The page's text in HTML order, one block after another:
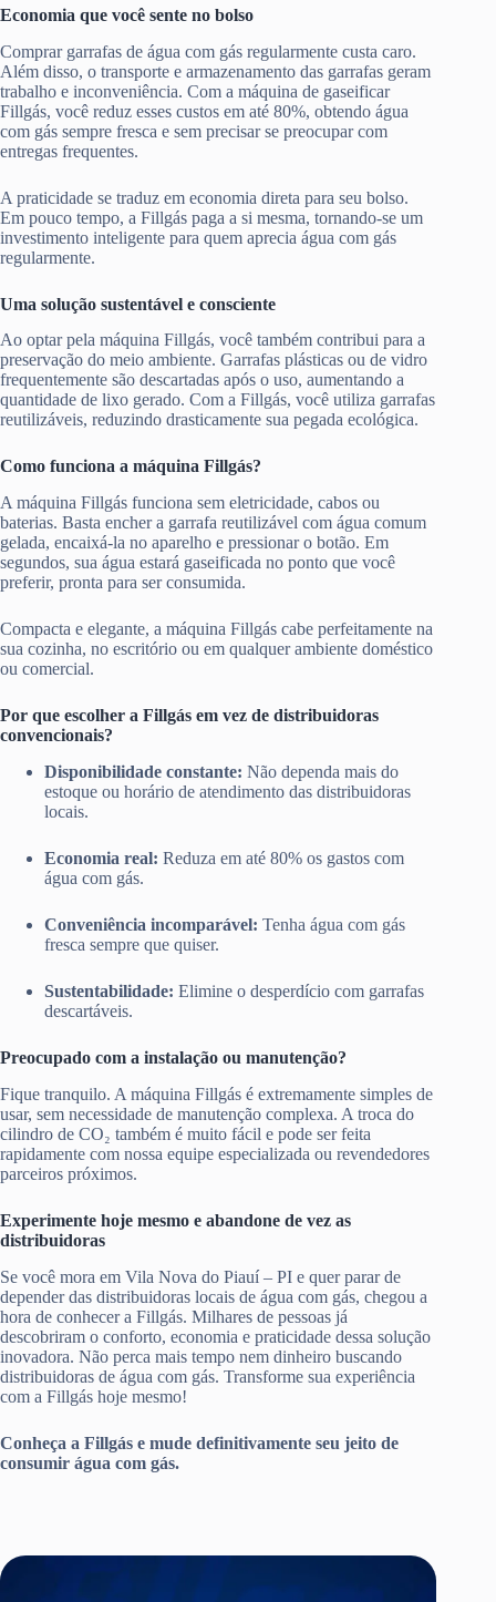
Economia que você sente no bolso
Comprar garrafas de água com gás regularmente custa caro.
Além disso, o transporte e armazenamento das garrafas geram
trabalho e inconveniência. Com a máquina de gaseificar
Fillgás, você reduz esses custos em até 80%, obtendo água
com gás sempre fresca e sem precisar se preocupar com
entregas frequentes.
A praticidade se traduz em economia direta para seu bolso.
Em pouco tempo, a Fillgás paga a si mesma, tornando-se um
investimento inteligente para quem aprecia água com gás
regularmente.
Uma solução sustentável e consciente
Ao optar pela máquina Fillgás, você também contribui para a
preservação do meio ambiente. Garrafas plásticas ou de vidro
frequentemente são descartadas após o uso, aumentando a
quantidade de lixo gerado. Com a Fillgás, você utiliza garrafas
reutilizáveis, reduzindo drasticamente sua pegada ecológica.
Como funciona a máquina Fillgás?
A máquina Fillgás funciona sem eletricidade, cabos ou
baterias. Basta encher a garrafa reutilizável com água comum
gelada, encaixá-la no aparelho e pressionar o botão. Em
segundos, sua água estará gaseificada no ponto que você
preferir, pronta para ser consumida.
Compacta e elegante, a máquina Fillgás cabe perfeitamente na
sua cozinha, no escritório ou em qualquer ambiente doméstico
ou comercial.
Por que escolher a Fillgás em vez de distribuidoras
convencionais?
Disponibilidade constante: Não dependa mais do
estoque ou horário de atendimento das distribuidoras
locais.
Economia real: Reduza em até 80% os gastos com
água com gás.
Conveniência incomparável: Tenha água com gás
fresca sempre que quiser.
Sustentabilidade: Elimine o desperdício com garrafas
descartáveis.
Preocupado com a instalação ou manutenção?
Fique tranquilo. A máquina Fillgás é extremamente simples de
usar, sem necessidade de manutenção complexa. A troca do
cilindro de CO₂ também é muito fácil e pode ser feita
rapidamente com nossa equipe especializada ou revendedores
parceiros próximos.
Experimente hoje mesmo e abandone de vez as
distribuidoras
Se você mora em Vila Nova do Piauí – PI e quer parar de
depender das distribuidoras locais de água com gás, chegou a
hora de conhecer a Fillgás. Milhares de pessoas já
descobriram o conforto, economia e praticidade dessa solução
inovadora. Não perca mais tempo nem dinheiro buscando
distribuidoras de água com gás. Transforme sua experiência
com a Fillgás hoje mesmo!
Conheça a Fillgás e mude definitivamente seu jeito de
consumir água com gás.